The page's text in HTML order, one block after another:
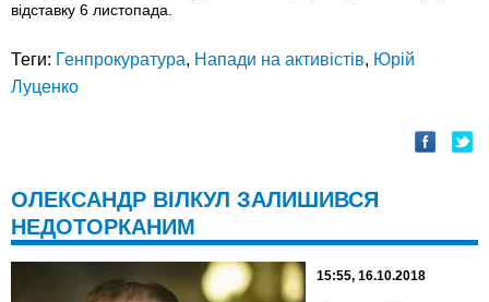
відставку 6 листопада.
Теги: Генпрокуратура, Напади на активістів, Юрій
Луценко
ОЛЕКСАНДР ВІЛКУЛ ЗАЛИШИВСЯ
НЕДОТОРКАНИМ
15:55, 16.10.2018